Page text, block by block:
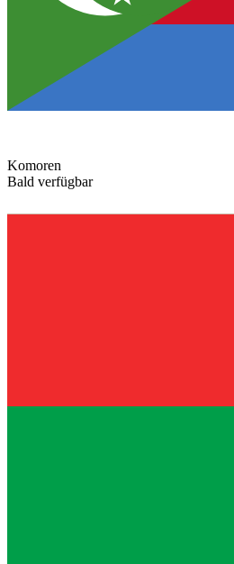
Komoren
Bald verfügbar